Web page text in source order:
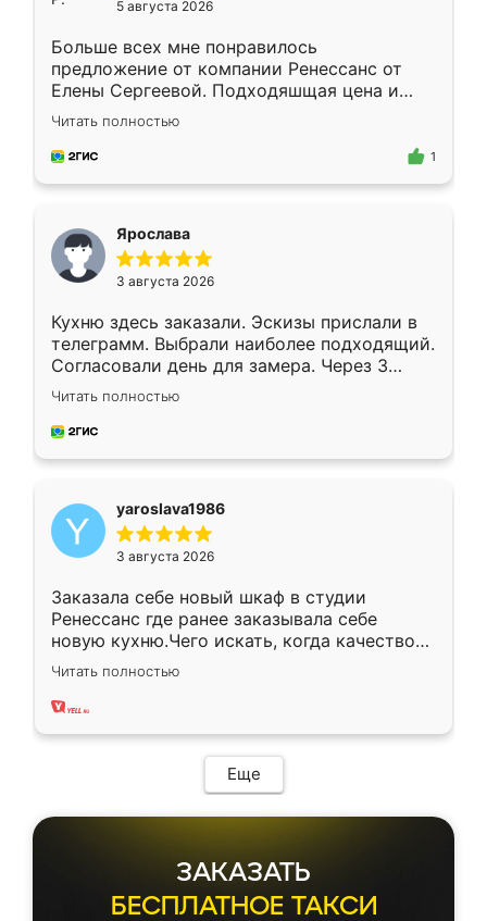
5 августа 2026
Больше всех мне понравилось
предложение от компании Ренессанс от
Елены Сергеевой. Подходяшщая цена и
короткие сроки изготовления. Приехавший
для замера сотрудник Владислав
предложил по моему эскизу самый
Читать полностью
1
Ярослава
3 августа 2026
Кухню здесь заказали. Эскизы прислали в
телеграмм. Выбрали наиболее подходящий.
Согласовали день для замера. Через 3
недели кухня была уже готова. Остались
довольны работой. Спасибо Ренессанс
мебель за качественную работу!
Читать полностью
yaroslava1986
3 августа 2026
Заказала себе новый шкаф в студии
Ренессанс где ранее заказывала себе
новую кухню.Чего искать, когда качеством
вполне довольна. Служит кухня уже почти
два года, нареканий нет.
Читать полностью
Еще
ЗАКАЗАТЬ
БЕСПЛАТНОЕ ТАКСИ